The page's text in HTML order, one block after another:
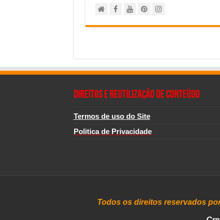
Direitos e Reutilização de Conteúdo
Termos de uso do Site
Politica de Privacidade
Todos os direitos reservados